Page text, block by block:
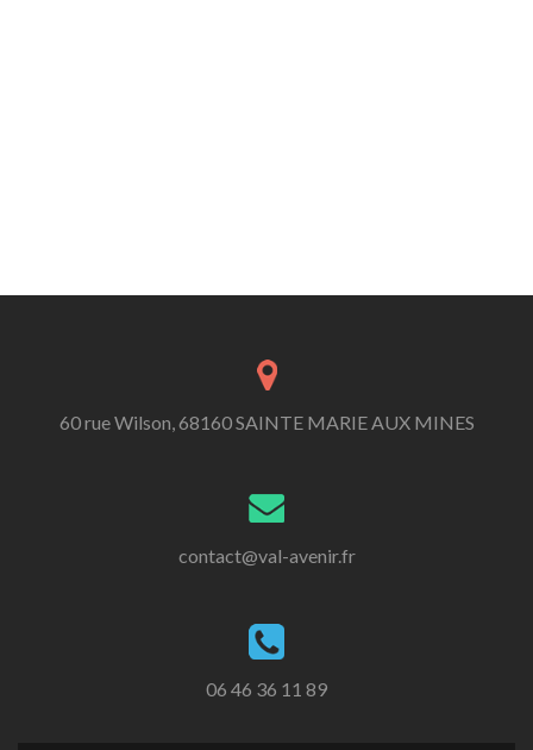
60 rue Wilson, 68160 SAINTE MARIE AUX MINES
contact@val-avenir.fr
06 46 36 11 89